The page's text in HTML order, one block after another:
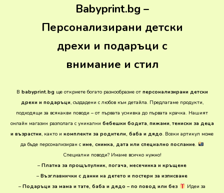
Babyprint.bg –
Персонализирани детски
дрехи и подаръци с
внимание и стил
В babyprint.bg ще откриете богато разнообразие от персонализирани детски
дрехи и подаръци, създадени с любов към детайла. Предлагаме продукти,
подходящи за всякакви поводи – от първата усмивка до първата крачка. Нашият
онлайн магазин разполага с уникални бебешки бодита, пижами, тениски за деца
и възрастни, както и комплекти за родители, баба и дядо. Всеки артикул може
да бъде персонализиран с име, снимка, дата или специално послание.
Специални поводи? Имаме всичко нужно!
– Платна за прощъпулник, погача, месечинка и кръщене
– Възглавнички с данни на детето и постери за изписване
–Подаръци за мама и тате, баба и дядо – по повод или без
Идеи за